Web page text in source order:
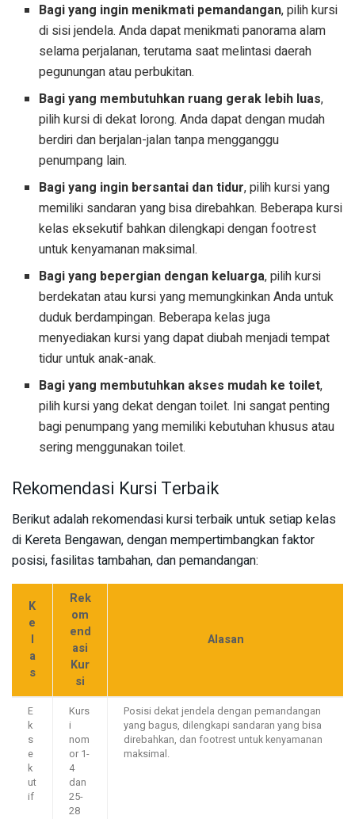
Bagi yang ingin menikmati pemandangan, pilih kursi
di sisi jendela. Anda dapat menikmati panorama alam
selama perjalanan, terutama saat melintasi daerah
pegunungan atau perbukitan.
Bagi yang membutuhkan ruang gerak lebih luas,
pilih kursi di dekat lorong. Anda dapat dengan mudah
berdiri dan berjalan-jalan tanpa mengganggu
penumpang lain.
Bagi yang ingin bersantai dan tidur, pilih kursi yang
memiliki sandaran yang bisa direbahkan. Beberapa kursi
kelas eksekutif bahkan dilengkapi dengan footrest
untuk kenyamanan maksimal.
Bagi yang bepergian dengan keluarga, pilih kursi
berdekatan atau kursi yang memungkinkan Anda untuk
duduk berdampingan. Beberapa kelas juga
menyediakan kursi yang dapat diubah menjadi tempat
tidur untuk anak-anak.
Bagi yang membutuhkan akses mudah ke toilet,
pilih kursi yang dekat dengan toilet. Ini sangat penting
bagi penumpang yang memiliki kebutuhan khusus atau
sering menggunakan toilet.
Rekomendasi Kursi Terbaik
Berikut adalah rekomendasi kursi terbaik untuk setiap kelas
di Kereta Bengawan, dengan mempertimbangkan faktor
posisi, fasilitas tambahan, dan pemandangan:
K
e
l
a
s
Rek
om
end
asi
Kur
si
Alasan
E
k
s
e
k
ut
if
Kurs
i
nom
or 1-
4
dan
25-
28
Posisi dekat jendela dengan pemandangan
yang bagus, dilengkapi sandaran yang bisa
direbahkan, dan footrest untuk kenyamanan
maksimal.